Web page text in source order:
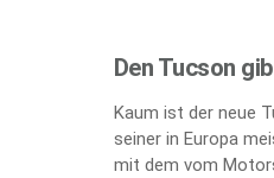
Den Tucson
Kaum ist der neue
seiner in Europa
mit dem vom